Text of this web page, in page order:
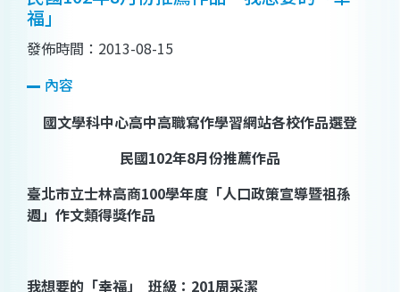
福」
發佈時間：2013-08-15
內容
國文學科中心高中高職寫作學習網站各校作品選登
民國102年8月份推薦作品
臺北市立士林高商100學年度「人口政策宣導暨祖孫
週」作文類得獎作品
我想要的「幸福」 班級： 201周采潔